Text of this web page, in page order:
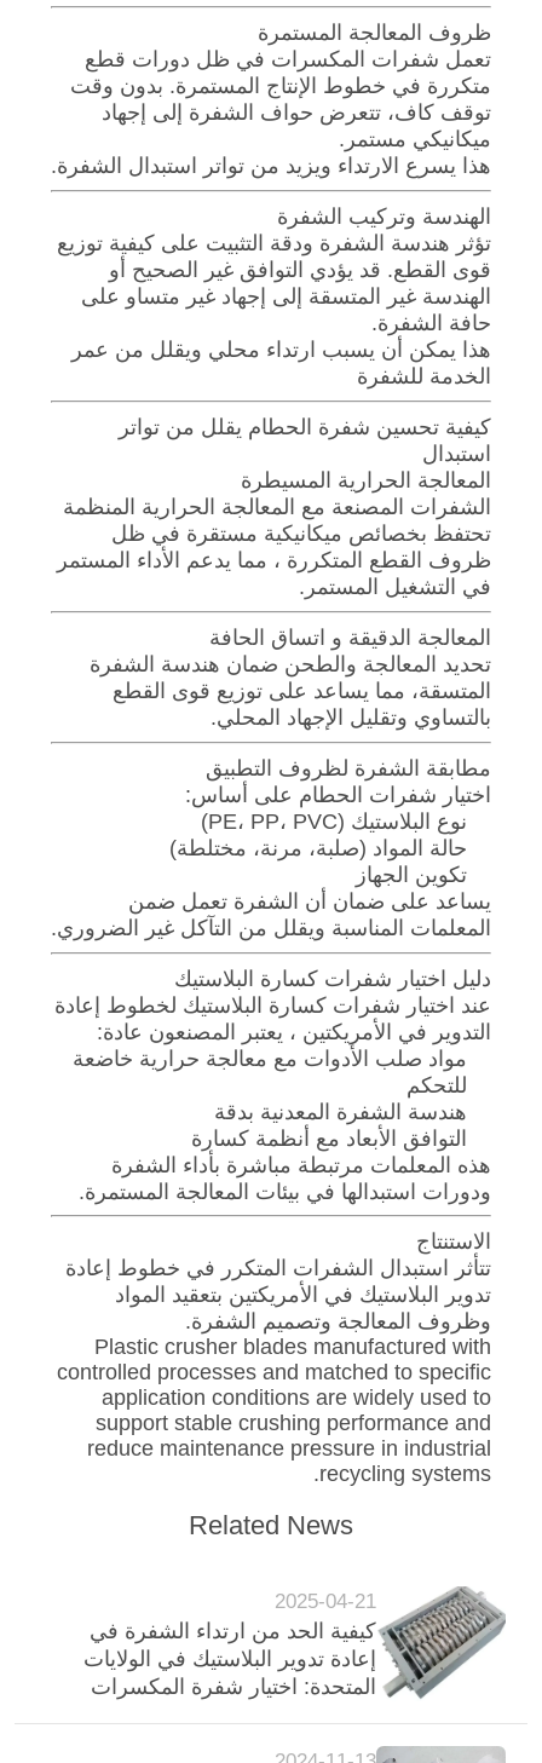
ظروف المعالجة المستمرة
تعمل شفرات المكسرات في ظل دورات قطع
متكررة في خطوط الإنتاج المستمرة. بدون وقت
توقف كاف، تتعرض حواف الشفرة إلى إجهاد
ميكانيكي مستمر.
هذا يسرع الارتداء ويزيد من تواتر استبدال الشفرة.
الهندسة وتركيب الشفرة
تؤثر هندسة الشفرة ودقة التثبيت على كيفية توزيع
قوى القطع. قد يؤدي التوافق غير الصحيح أو
الهندسة غير المتسقة إلى إجهاد غير متساو على
حافة الشفرة.
هذا يمكن أن يسبب ارتداء محلي ويقلل من عمر
الخدمة للشفرة
كيفية تحسين شفرة الحطام يقلل من تواتر
استبدال
المعالجة الحرارية المسيطرة
الشفرات المصنعة مع المعالجة الحرارية المنظمة
تحتفظ بخصائص ميكانيكية مستقرة في ظل
ظروف القطع المتكررة ، مما يدعم الأداء المستمر
في التشغيل المستمر.
المعالجة الدقيقة و اتساق الحافة
تحديد المعالجة والطحن ضمان هندسة الشفرة
المتسقة، مما يساعد على توزيع قوى القطع
بالتساوي وتقليل الإجهاد المحلي.
مطابقة الشفرة لظروف التطبيق
اختيار شفرات الحطام على أساس:
نوع البلاستيك (PE، PP، PVC)
حالة المواد (صلبة، مرنة، مختلطة)
تكوين الجهاز
يساعد على ضمان أن الشفرة تعمل ضمن
المعلمات المناسبة ويقلل من التآكل غير الضروري.
دليل اختيار شفرات كسارة البلاستيك
عند اختيار شفرات كسارة البلاستيك لخطوط إعادة
التدوير في الأمريكتين ، يعتبر المصنعون عادة:
مواد صلب الأدوات مع معالجة حرارية خاضعة
للتحكم
هندسة الشفرة المعدنية بدقة
التوافق الأبعاد مع أنظمة كسارة
هذه المعلمات مرتبطة مباشرة بأداء الشفرة
ودورات استبدالها في بيئات المعالجة المستمرة.
الاستنتاج
تتأثر استبدال الشفرات المتكرر في خطوط إعادة
تدوير البلاستيك في الأمريكتين بتعقيد المواد
وظروف المعالجة وتصميم الشفرة.
Plastic crusher blades manufactured with
controlled processes and matched to specific
application conditions are widely used to
support stable crushing performance and
reduce maintenance pressure in industrial
recycling systems.
Related News
2025-04-21
كيفية الحد من ارتداء الشفرة في
إعادة تدوير البلاستيك في الولايات
المتحدة: اختيار شفرة المكسرات